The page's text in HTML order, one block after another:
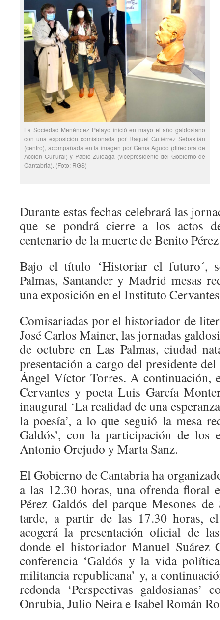
La Sociedad Menéndez Pelayo inició en mayo el año galdosiano
con una exposición comisionada por Raquel Gutiérrez Sebastián
(centro), acompañada en la imagen por Gema Agudo (directora de
Acción Cultural) y Pablo Zuloaga (vicepresidente del Gobierno de
Cantabria). (Foto: RGS)
Durante estas fechas celebrará las
que se pondrá cierre a los actos
centenario de la muerte de Benito
Bajo el título ‘Historiar el futuro´,
Palmas, Santander y Madrid mesas
una exposición en el Instituto
Comisariadas por el historiador de
José Carlos Mainer, las jornadas
de octubre en Las Palmas, ciudad
presentación a cargo del presidente
Ángel Víctor Torres. A continuación,
Cervantes y poeta Luis García
inaugural ‘La realidad de una
la poesía’, a lo que seguió la mesa
Galdós’, con la participación de los
Antonio Orejudo y Marta Sanz.
El Gobierno de Cantabria ha
a las 12.30 horas, una ofrenda floral
Pérez Galdós del parque Mesones
tarde, a partir de las 17.30 horas, el
acogerá la presentación oficial de
donde el historiador Manuel Suárez
conferencia ‘Galdós y la vida
militancia republicana’ y, a
redonda ‘Perspectivas galdosianas’
Onrubia, Julio Neira e Isabel Román